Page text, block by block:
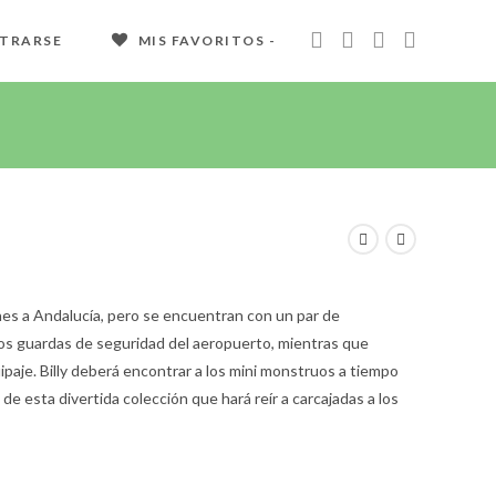
MIS FAVORITOS -
a Andalucía, pero se encuentran con un par de
guardas de seguridad del aeropuerto, mientras que
Billy deberá encontrar a los mini monstruos a tiempo
esta divertida colección que hará reír a carcajadas a los